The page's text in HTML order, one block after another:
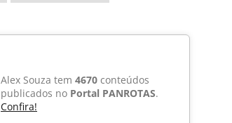
Alex Souza tem 4670 conteúdos
publicados no Portal PANROTAS.
Confira!